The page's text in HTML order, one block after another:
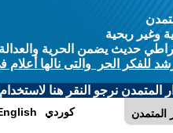
وغير ربحية
حديث يضمن الحرية والعدالة
للفكر الحر والتى نالها أعلام
نرجو النقر هنا لاستخدام
المتمدن كوردي